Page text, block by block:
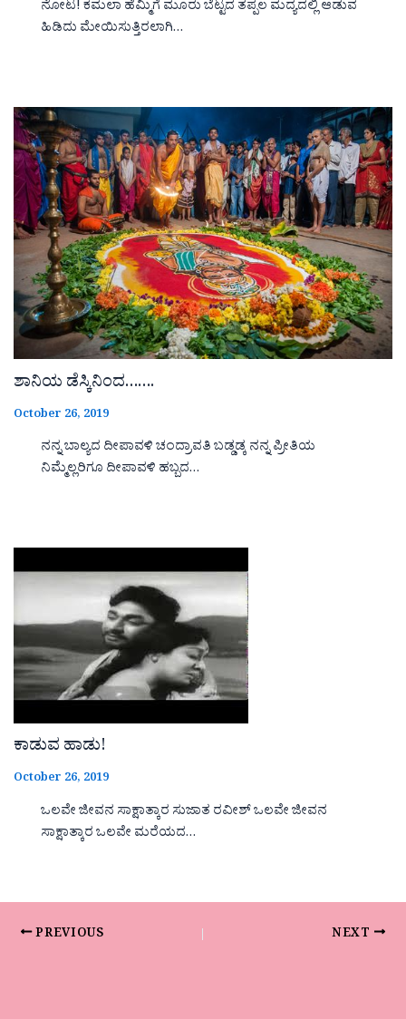
ನೋಟ! ಕಮಲಾ ಹೆಮ್ಮಿಗೆ ಮೂರು ಬೆಟ್ಟದ ತಪ್ಪಲ ಮದ್ಯದಲ್ಲಿ ಆಡುವ
ಹಿಡಿದು ಮೇಯಿಸುತ್ತಿರಲಾಗಿ…
ಶಾನಿಯ ಡೆಸ್ಕಿನಿಂದ…….
October 26, 2019
ನನ್ನ ಬಾಲ್ಯದ ದೀಪಾವಳಿ ಚಂದ್ರಾವತಿ ಬಡ್ಡಡ್ಕ ನನ್ನ ಪ್ರೀತಿಯ
ನಿಮ್ಮೆಲ್ಲರಿಗೂ ದೀಪಾವಳಿ ಹಬ್ಬದ…
ಕಾಡುವ ಹಾಡು!
October 26, 2019
ಒಲವೇ ಜೀವನ ಸಾಕ್ಷಾತ್ಕಾರ ಸುಜಾತ ರವೀಶ್ ಒಲವೇ ಜೀವನ
ಸಾಕ್ಷಾತ್ಕಾರ ಒಲವೇ ಮರೆಯದ…
PREVIOUS NEXT